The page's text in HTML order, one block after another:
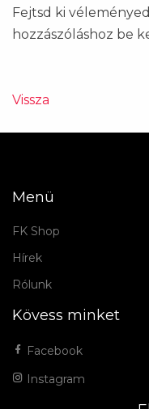
Fejtsd ki
hozzászóláshoz be
Vissza
Menü
FK Shop
Hírek
Rólunk
Kövess minket
Facebook
Instagram